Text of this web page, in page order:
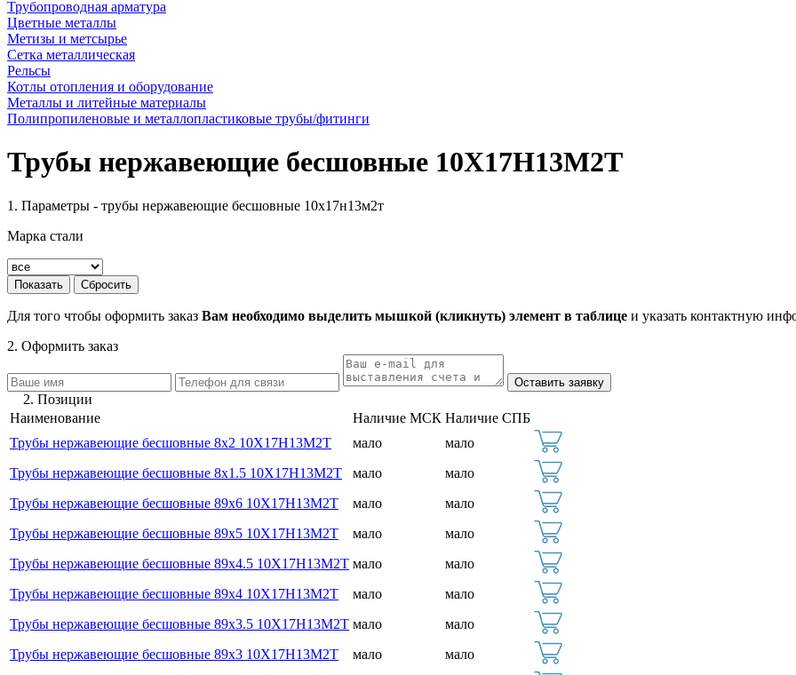
Трубопроводная арматура
Цветные металлы
Метизы и метсырье
Сетка металлическая
Рельсы
Котлы отопления и оборудование
Металлы и литейные материалы
Полипропиленовые и металлопластиковые трубы/фитинги
Трубы нержавеющие бесшовные 10Х17Н13М2Т
1. Параметры - трубы нержавеющие бесшовные 10х17н13м2т
Марка стали
Для того чтобы оформить заказ Вам необходимо выделить мышкой (кликнуть) элемент в таблице и указать контактную
2. Оформить заказ
2. Позиции
Наименование
Наличие МСК Наличие СПБ
Трубы нержавеющие бесшовные 8х2 10Х17Н13М2Т
мало
мало
Трубы нержавеющие бесшовные 8х1.5 10Х17Н13М2Т
мало
мало
Трубы нержавеющие бесшовные 89х6 10Х17Н13М2Т
мало
мало
Трубы нержавеющие бесшовные 89х5 10Х17Н13М2Т
мало
мало
Трубы нержавеющие бесшовные 89х4.5 10Х17Н13М2Т мало
мало
Трубы нержавеющие бесшовные 89х4 10Х17Н13М2Т
мало
мало
Трубы нержавеющие бесшовные 89х3.5 10Х17Н13М2Т мало
мало
Трубы нержавеющие бесшовные 89х3 10Х17Н13М2Т
мало
мало